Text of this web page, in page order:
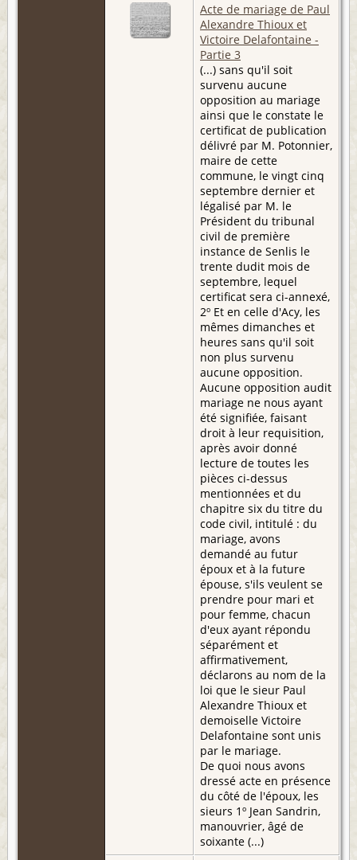
Acte de mariage de Paul
Alexandre Thioux et
Victoire Delafontaine -
Partie 3
(...) sans qu'il soit
survenu aucune
opposition au mariage
ainsi que le constate le
certificat de publication
délivré par M. Potonnier,
maire de cette
commune, le vingt cinq
septembre dernier et
légalisé par M. le
Président du tribunal
civil de première
instance de Senlis le
trente dudit mois de
septembre, lequel
certificat sera ci-annexé,
2º Et en celle d'Acy, les
mêmes dimanches et
heures sans qu'il soit
non plus survenu
aucune opposition.
Aucune opposition audit
mariage ne nous ayant
été signifiée, faisant
droit à leur requisition,
après avoir donné
lecture de toutes les
pièces ci-dessus
mentionnées et du
chapitre six du titre du
code civil, intitulé : du
mariage, avons
demandé au futur
époux et à la future
épouse, s'ils veulent se
prendre pour mari et
pour femme, chacun
d'eux ayant répondu
séparément et
affirmativement,
déclarons au nom de la
loi que le sieur Paul
Alexandre Thioux et
demoiselle Victoire
Delafontaine sont unis
par le mariage.
De quoi nous avons
dressé acte en présence
du côté de l'époux, les
sieurs 1º Jean Sandrin,
manouvrier, âgé de
soixante (...)